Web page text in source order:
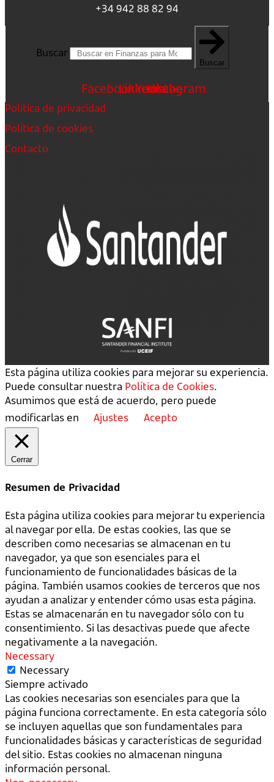
+34 942 88 82 94
Buscar
Buscar
FacebookLinkedin
Youtube
Instagram
Política de privacidad
Política de cookies
Contacto
Esta página utiliza cookies para mejorar su experiencia.
Puede consultar nuestra Política de Cookies.
Asumimos que está de acuerdo, pero puede
modificarlas en
Ajustes Acepto
Cerrar
Resumen de Privacidad
Esta página utiliza cookies para mejorar tu experiencia
al navegar por ella. De estas cookies, las que se
describen como necesarias se almacenan en tu
navegador, ya que son esenciales para el
funcionamiento de funcionalidades básicas de la
página. También usamos cookies de terceros que nos
ayudan a analizar y entender cómo usas esta página.
Estas se almacenarán en tu navegador sólo con tu
consentimiento. Si las desactivas puede que afecte
negativamente a la navegación.
Necessary
Necessary
Siempre activado
Las cookies necesarias son esenciales para que la
página funciona correctamente. En esta categoría sólo
se incluyen aquellas que son fundamentales para
funcionalidades básicas y características de seguridad
del sitio. Estas cookies no almacenan ninguna
información personal.